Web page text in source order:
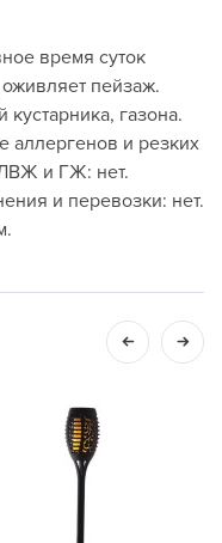
время суток
пейзаж.
газона.
аллергенов и резких
ЛВЖ и ГЖ: нет.
и перевозки: нет.